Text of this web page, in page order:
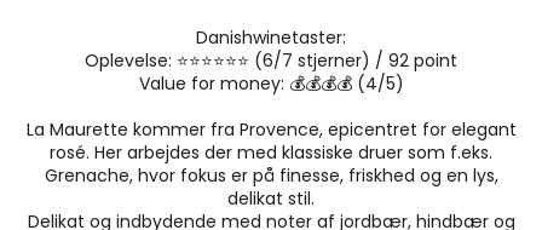
Danishwinetaster:
Oplevelse: ⭐️⭐️⭐️⭐️⭐️⭐️ (6/7 stjerner) / 92 point
Value for money: 💰💰💰💰 (4/5)
La Maurette kommer fra Provence, epicentret for elegant
rosé. Her arbejdes der med klassiske druer som f.eks.
Grenache, hvor fokus er på finesse, friskhed og en lys,
delikat stil.
Delikat og indbydende med noter af jordbær, hindbær og